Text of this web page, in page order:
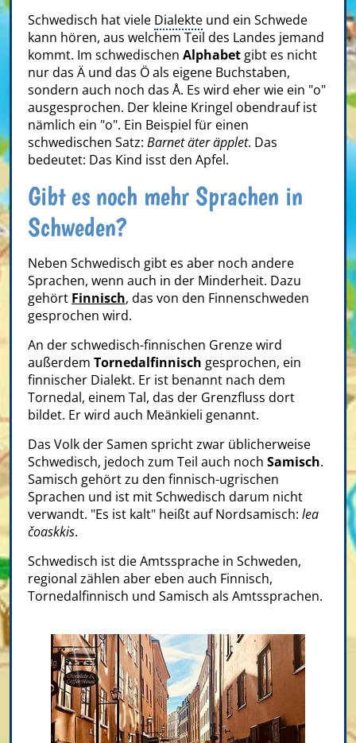
Schwedisch hat viele Dialekte und ein Schwede
kann hören, aus welchem Teil des Landes jemand
kommt. Im schwedischen Alphabet gibt es nicht
nur das Ä und das Ö als eigene Buchstaben,
sondern auch noch das Å. Es wird eher wie ein "o"
ausgesprochen. Der kleine Kringel obendrauf ist
nämlich ein "o". Ein Beispiel für einen
schwedischen Satz: Barnet äter äpplet. Das
bedeutet: Das Kind isst den Apfel.
Gibt es noch mehr Sprachen in
Schweden?
Neben Schwedisch gibt es aber noch andere
Sprachen, wenn auch in der Minderheit. Dazu
gehört Finnisch, das von den Finnenschweden
gesprochen wird.
An der schwedisch-finnischen Grenze wird
außerdem Tornedalfinnisch gesprochen, ein
finnischer Dialekt. Er ist benannt nach dem
Tornedal, einem Tal, das der Grenzfluss dort
bildet. Er wird auch Meänkieli genannt.
Das Volk der Samen spricht zwar üblicherweise
Schwedisch, jedoch zum Teil auch noch Samisch.
Samisch gehört zu den finnisch-ugrischen
Sprachen und ist mit Schwedisch darum nicht
verwandt. "Es ist kalt" heißt auf Nordsamisch: lea
čoaskkis.
Schwedisch ist die Amtssprache in Schweden,
regional zählen aber eben auch Finnisch,
Tornedalfinnisch und Samisch als Amtssprachen.